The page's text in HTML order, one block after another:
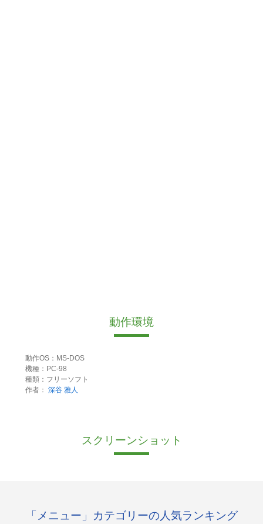
動作環境
動作OS：MS-DOS
機種：PC-98
種類：フリーソフト
作者： 深谷 雅人
スクリーンショット
「メニュー」カテゴリーの人気ランキング